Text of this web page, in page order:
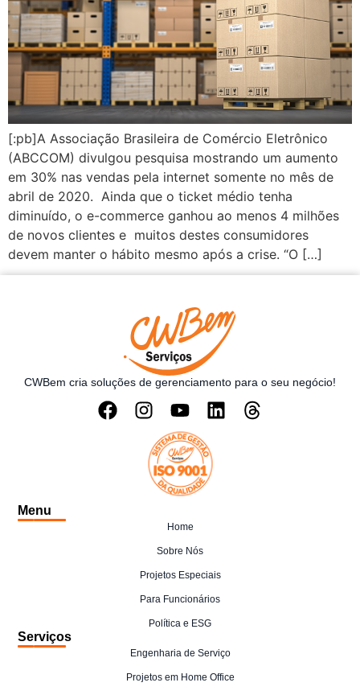
[:pb]A Associação Brasileira de Comércio Eletrônico
(ABCCOM) divulgou pesquisa mostrando um aumento
em 30% nas vendas pela internet somente no mês de
abril de 2020. Ainda que o ticket médio tenha
diminuído, o e-commerce ganhou ao menos 4 milhões
de novos clientes e muitos destes consumidores
devem manter o hábito mesmo após a crise. “O […]
CWBem cria soluções de gerenciamento para o seu negócio!
Menu
Home
Sobre Nós
Projetos Especiais
Para Funcionários
Política e ESG
Serviços
Engenharia de Serviço
Projetos em Home Office